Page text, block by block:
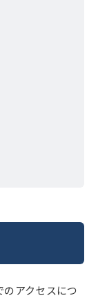
アクセスにつ